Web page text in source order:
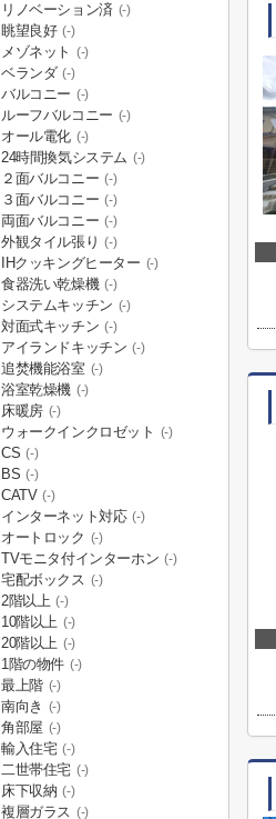
リノベーション済 (-)
眺望良好 (-)
メゾネット (-)
ベランダ (-)
バルコニー (-)
ルーフバルコニー (-)
オール電化 (-)
24時間換気システム (-)
２面バルコニー (-)
３面バルコニー (-)
両面バルコニー (-)
外観タイル張り (-)
IHクッキングヒーター (-)
食器洗い乾燥機 (-)
システムキッチン (-)
対面式キッチン (-)
アイランドキッチン (-)
追焚機能浴室 (-)
浴室乾燥機 (-)
床暖房 (-)
ウォークインクロゼット (-)
CS (-)
BS (-)
CATV (-)
インターネット対応 (-)
オートロック (-)
TVモニタ付インターホン (-)
宅配ボックス (-)
2階以上 (-)
10階以上 (-)
20階以上 (-)
1階の物件 (-)
最上階 (-)
南向き (-)
角部屋 (-)
輸入住宅 (-)
二世帯住宅 (-)
床下収納 (-)
複層ガラス (-)